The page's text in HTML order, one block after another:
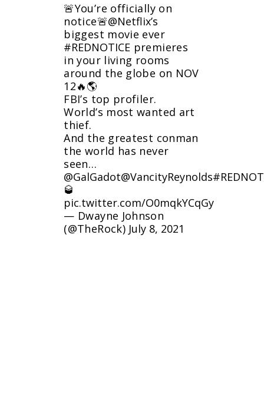
🚨You’re officially on
notice🚨@Netflix’s
biggest movie ever
#REDNOTICE premieres
in your living rooms
around the globe on NOV
12🔥🌎
FBI’s top profiler.
World’s most wanted art
thief.
And the greatest conman
the world has never
seen…
@GalGadot@VancityReynolds
🥃
pic.twitter.com/O0mqkYCqGy
— Dwayne Johnson
(@TheRock) July 8, 2021